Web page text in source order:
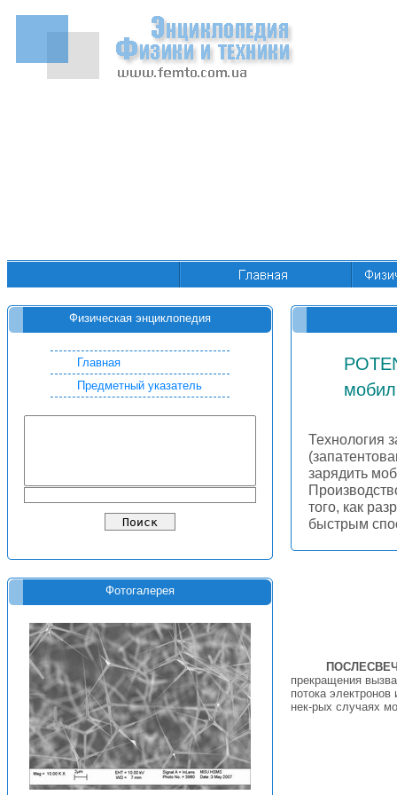
Физическая энциклопедия
Главная
Предметный указатель
Фотогалерея
Технология
зарядить
того, как
быстрым
прекращения
потока
нек-рых случаях